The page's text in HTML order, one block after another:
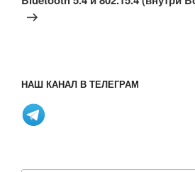
НАШ КАНАЛ В ТЕЛЕГРАМ